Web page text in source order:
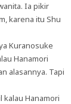
Ia pikir
karena itu Shu
Kuranosuke
Hanamori
alasannya. Tapi
kalau Hanamori